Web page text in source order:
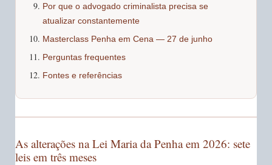
Por que o advogado criminalista precisa se
atualizar constantemente
Masterclass Penha em Cena — 27 de junho
Perguntas frequentes
Fontes e referências
As alterações na Lei Maria da Penha em 2026: sete
leis em três meses